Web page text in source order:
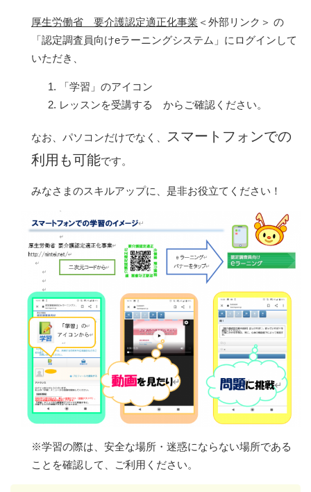
厚生労働省 要介護認定適正化事業 ＜外部リンク＞ の
「認定調査員向けeラーニングシステム」にログインして
いただき、
「学習」のアイコン
レッスンを受講する からご確認ください。
なお、パソコンだけでなく、
スマートフォンでの
利用も可能です。
みなさまのスキルアップに、是非お役立てください！
※学習の際は、安全な場所・迷惑にならない場所である
ことを確認して、ご利用ください。